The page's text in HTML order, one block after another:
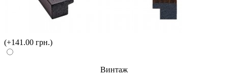
(+141.00 грн.)
Винтаж